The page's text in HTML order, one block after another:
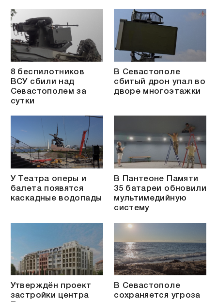
8 беспилотников
ВСУ сбили над
Севастополем за
сутки
В Севастополе
сбитый дрон упал во
дворе многоэтажки
У Театра оперы и
балета появятся
каскадные водопады
В Пантеоне Памяти
35 батареи обновили
мультимедийную
систему
Утверждён проект
застройки центра
В Севастополе
сохраняется угроза